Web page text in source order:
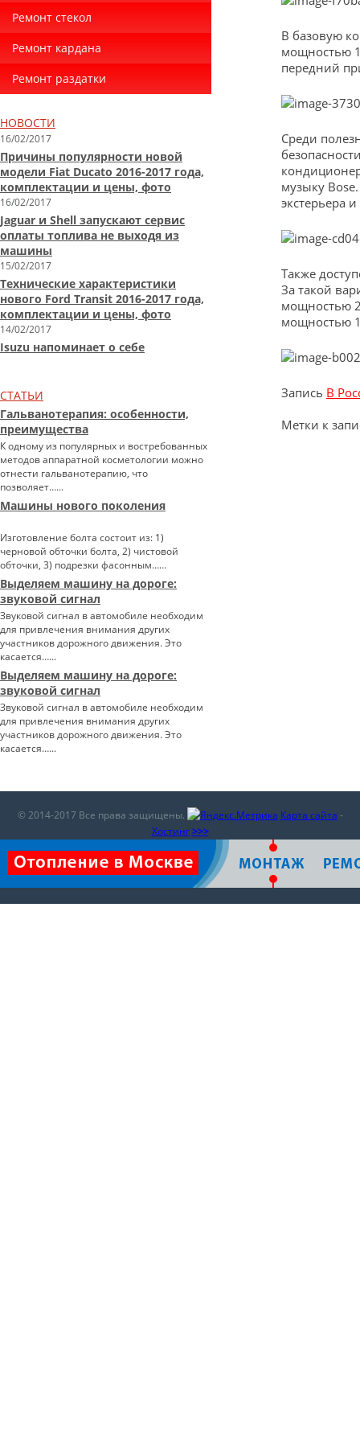
Ремонт стекол
Ремонт кардана
Ремонт раздатки
НОВОСТИ
16/02/2017
Причины популярности новой
модели Fiat Ducato 2016-2017 года,
комплектации и цены, фото
16/02/2017
Jaguar и Shell запускают сервис
оплаты топлива не выходя из
машины
15/02/2017
Технические характеристики
нового Ford Transit 2016-2017 года,
комплектации и цены, фото
14/02/2017
Isuzu напоминает о себе
СТАТЬИ
Гальванотерапия: особенности,
преимущества
К одному из популярных и востребованных
методов аппаратной косметологии можно
отнести гальванотерапию, что
позволяет…...
Машины нового поколения
Изготовление болта состоит из: 1)
черновой обточки болта, 2) чистовой
обточки, 3) подрезки фасонным…...
Выделяем машину на дороге:
звуковой сигнал
Звуковой сигнал в автомобиле необходим
для привлечения внимания других
участников дорожного движения. Это
касается…...
Выделяем машину на дороге:
звуковой сигнал
Звуковой сигнал в автомобиле необходим
для привлечения внимания других
участников дорожного движения. Это
касается…...
В базовую
мощностью
передний
Среди
музыку
экстерьера
Также
За такой
мощностью
мощностью
Запись В
Метки к
© 2014-2017 Все права защищены. Карта сайта -
Хостинг >>>